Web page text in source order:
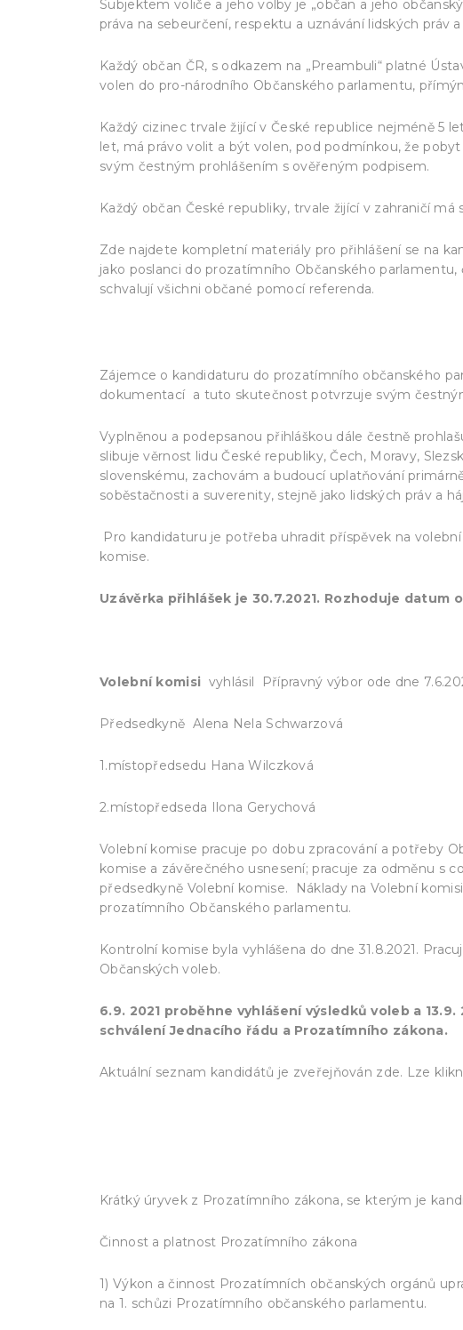
Subjektem voliče a jeho volby je „občan a jeho
práva na sebeurčení, respektu a uznávání lidských práv
Každý občan ČR, s odkazem na „Preambuli“ platné
volen do pro-národního Občanského parlamentu,
Každý cizinec trvale žijící v České republice nejméně 5
let, má právo volit a být volen, pod podmínkou, že
svým čestným prohlášením s ověřeným podpisem.
Každý občan České republiky, trvale žijící v zahraničí má
Zde najdete kompletní materiály pro přihlášení se na
jako poslanci do prozatímního Občanského
schvalují všichni občané pomocí referenda.
Zájemce o kandidaturu do prozatímního občanského
dokumentací a tuto skutečnost potvrzuje svým
Vyplněnou a podepsanou přihláškou dále čestně
slibuje věrnost lidu České republiky, Čech, Moravy,
slovenskému, zachovám a budoucí uplatňování
soběstačnosti a suverenity, stejně jako lidských práv a
Pro kandidaturu je potřeba uhradit příspěvek na
komise.
Uzávěrka přihlášek je 30.7.2021. Rozhoduje
Volební komisi vyhlásil Přípravný výbor ode dne
Předsedkyně Alena Nela Schwarzová
1.místopředsedu Hana Wilczková
2.místopředseda Ilona Gerychová
Volební komise pracuje po dobu zpracování a potřeby
komise a závěrečného usnesení; pracuje za odměnu s
předsedkyně Volební komise. Náklady na Volební
prozatímního Občanského parlamentu.
Kontrolní komise byla vyhlášena do dne 31.8.2021.
Občanských voleb.
6.9. 2021 proběhne vyhlášení výsledků voleb a
schválení Jednacího řádu a Prozatímního zákona.
Aktuální seznam kandidátů je zveřejňován zde. Lze
Krátký úryvek z Prozatímního zákona, se kterým je
Činnost a platnost Prozatímního zákona
1) Výkon a činnost Prozatímních občanských orgánů
na 1. schůzi Prozatímního občanského parlamentu.